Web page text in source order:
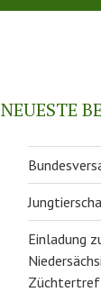
NEUESTE
Einladung